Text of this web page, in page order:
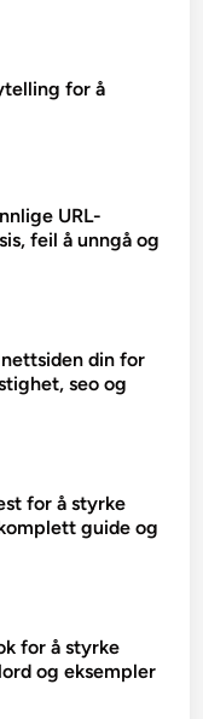
for å
URL-
feil å unngå og
din for
seo og
for å styrke
guide og
for å styrke
og eksempler